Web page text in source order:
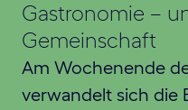
Gastronomie –
Gemeinschaft
Am Wochenende
verwandelt sich die